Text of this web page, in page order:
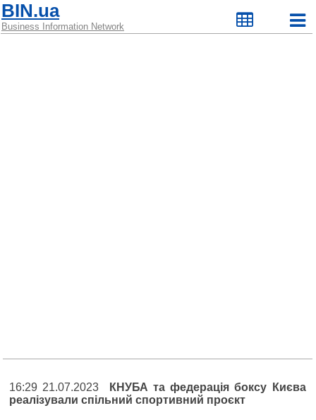
BIN.ua
Business Information Network
16:29 21.07.2023
КНУБА та федерація боксу Києва
реалізували спільний спортивний проєкт